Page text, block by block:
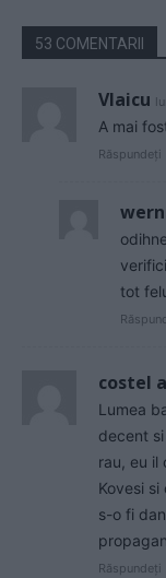
53 COMENTARII
Vlaicu
A mai
Răspundeți
tot
costel
Lumea
decent
rau, eu il
Kovesi
s-o fi
Răspundeți